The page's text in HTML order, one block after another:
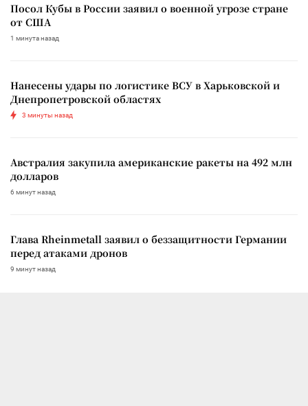
Посол Кубы в России заявил о военной угрозе стране
от США
1 минута назад
Нанесены удары по логистике ВСУ в Харьковской и
Днепропетровской областях
3 минуты назад
Австралия закупила американские ракеты на 492 млн
долларов
6 минут назад
Глава Rheinmetall заявил о беззащитности Германии
перед атаками дронов
9 минут назад